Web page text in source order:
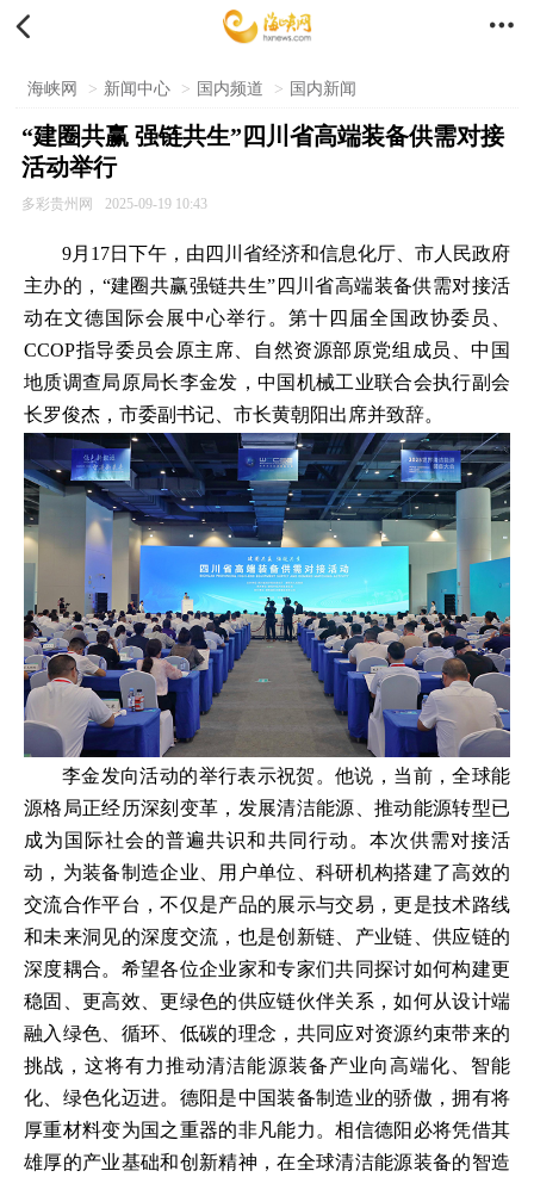
 
海峡网 > 新闻中心 > 国内频道 > 国内新闻
“建圈共赢 强链共生”四川省高端装备供需对接
活动举行
多彩贵州网 2025-09-19 10:43
9月17日下午，由四川省经济和信息化厅、市人民政府
主办的，“建圈共赢强链共生”四川省高端装备供需对接活
动在文德国际会展中心举行。第十四届全国政协委员、
CCOP指导委员会原主席、自然资源部原党组成员、中国
地质调查局原局长李金发，中国机械工业联合会执行副会
长罗俊杰，市委副书记、市长黄朝阳出席并致辞。
李金发向活动的举行表示祝贺。他说，当前，全球能
源格局正经历深刻变革，发展清洁能源、推动能源转型已
成为国际社会的普遍共识和共同行动。本次供需对接活
动，为装备制造企业、用户单位、科研机构搭建了高效的
交流合作平台，不仅是产品的展示与交易，更是技术路线
和未来洞见的深度交流，也是创新链、产业链、供应链的
深度耦合。希望各位企业家和专家们共同探讨如何构建更
稳固、更高效、更绿色的供应链伙伴关系，如何从设计端
融入绿色、循环、低碳的理念，共同应对资源约束带来的
挑战，这将有力推动清洁能源装备产业向高端化、智能
化、绿色化迈进。德阳是中国装备制造业的骄傲，拥有将
厚重材料变为国之重器的非凡能力。相信德阳必将凭借其
雄厚的产业基础和创新精神，在全球清洁能源装备的智造